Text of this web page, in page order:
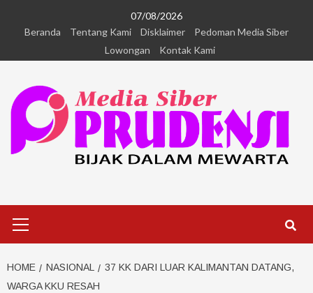
07/08/2026
Beranda
Tentang Kami Disklaimer
Pedoman Media Siber
Lowongan
Kontak Kami
HOME NASIONAL
37 KK DARI LUAR KALIMANTAN DATANG,
WARGA KKU RESAH